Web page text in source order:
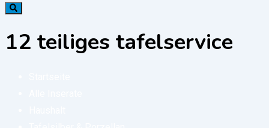
12 teiliges tafelservice